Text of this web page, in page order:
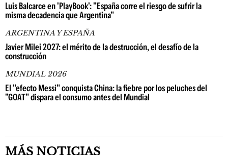
Luis Balcarce en 'PlayBook': "España corre el riesgo de sufrir la
misma decadencia que Argentina"
ARGENTINA Y ESPAÑA
Javier Milei 2027: el mérito de la destrucción, el desafío de la
construcción
MUNDIAL 2026
El "efecto Messi" conquista China: la fiebre por los peluches del
"GOAT" dispara el consumo antes del Mundial
MÁS NOTICIAS